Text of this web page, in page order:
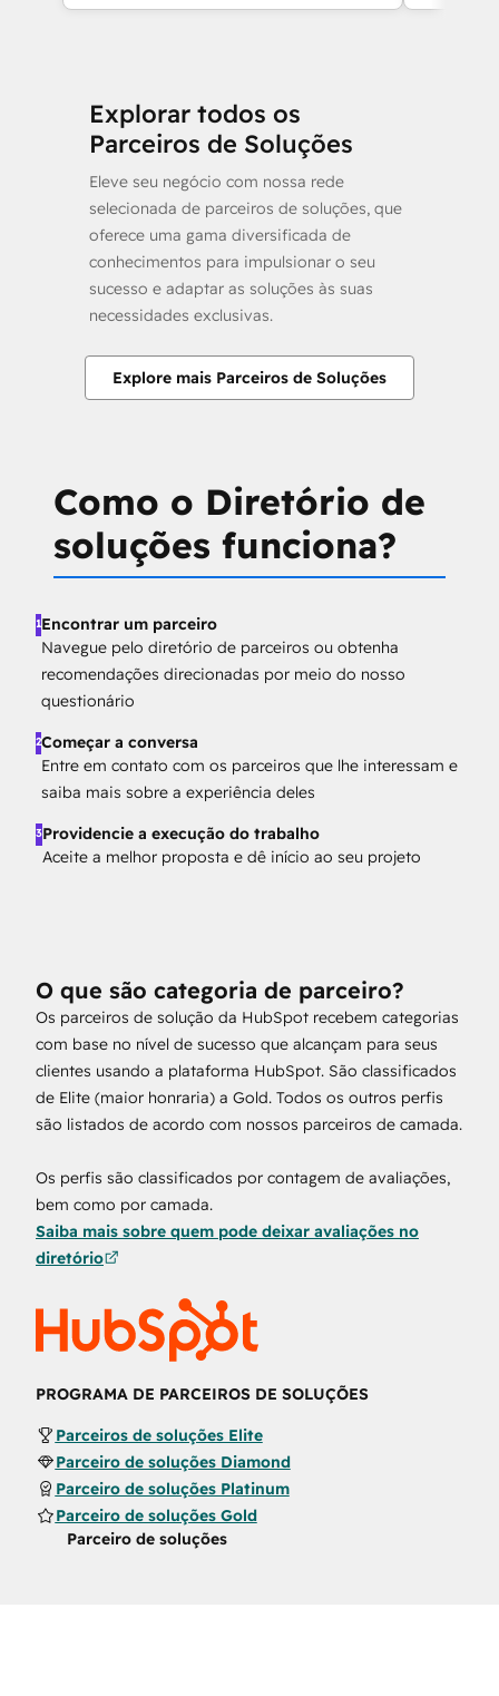
Explorar todos os
Parceiros de Soluções
Eleve seu negócio com nossa rede
selecionada de parceiros de soluções, que
oferece uma gama diversificada de
conhecimentos para impulsionar o seu
sucesso e adaptar as soluções às suas
necessidades exclusivas.
Explore mais Parceiros de Soluções
Como o Diretório de
soluções funciona?
1Encontrar um parceiro
Navegue pelo diretório de parceiros ou obtenha
recomendações direcionadas por meio do nosso
questionário
2Começar a conversa
Entre em contato com os parceiros que lhe interessam e
saiba mais sobre a experiência deles
3Providencie a execução do trabalho
Aceite a melhor proposta e dê início ao seu projeto
O que são categoria de parceiro?
Os parceiros de solução da HubSpot recebem categorias
com base no nível de sucesso que alcançam para seus
clientes usando a plataforma HubSpot. São classificados
de Elite (maior honraria) a Gold. Todos os outros perfis
são listados de acordo com nossos parceiros de camada.
Os perfis são classificados por contagem de avaliações,
bem como por camada.
Saiba mais sobre quem pode deixar avaliações no
diretório
PROGRAMA DE PARCEIROS DE SOLUÇÕES
Parceiros de soluções Elite
Parceiro de soluções Diamond
Parceiro de soluções Platinum
Parceiro de soluções Gold
Parceiro de soluções